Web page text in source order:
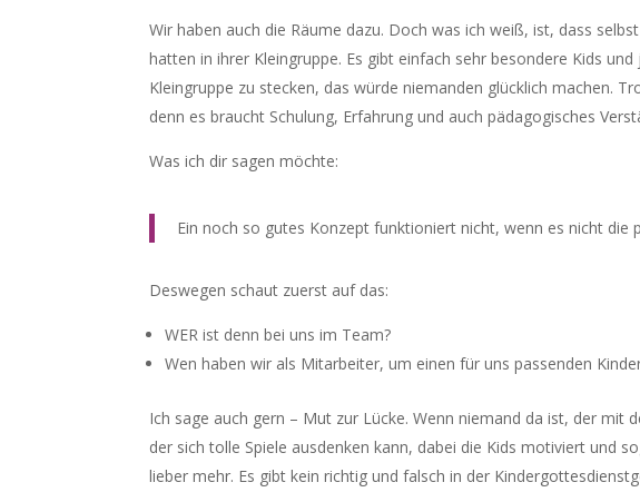
Wir haben auch die Räume dazu. Doch was ich weiß, ist, dass
hatten in ihrer Kleingruppe. Es gibt einfach sehr besondere Kids
Kleingruppe zu stecken, das würde niemanden glücklich machen.
denn es braucht Schulung, Erfahrung und auch pädagogisches
Was ich dir sagen möchte:
Ein noch so gutes Konzept funktioniert nicht, wenn es nicht die
Deswegen schaut zuerst auf das:
WER ist denn bei uns im Team?
Wen haben wir als Mitarbeiter, um einen für uns passenden
Ich sage auch gern – Mut zur Lücke. Wenn niemand da ist, der mit
der sich tolle Spiele ausdenken kann, dabei die Kids motiviert und
lieber mehr. Es gibt kein richtig und falsch in der